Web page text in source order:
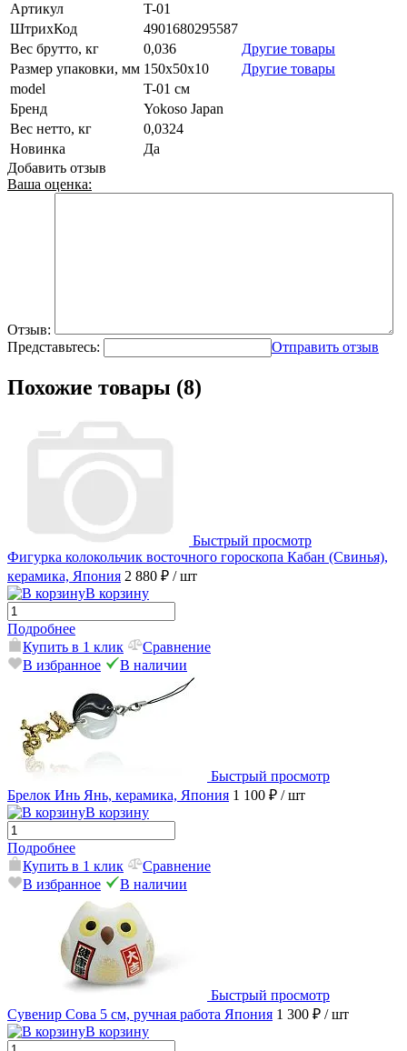
Артикул
T-01
ШтрихКод
4901680295587
Вес брутто, кг
0,036
Другие товары
Размер упаковки, мм 150x50x10
Другие товары
model
T-01 см
Бренд
Yokoso Japan
Вес нетто, кг
0,0324
Новинка
Да
Добавить отзыв
Ваша оценка:
Отзыв:
Представьтесь:
Отправить отзыв
Похожие товары (8)
Быстрый просмотр
Фигурка колокольчик восточного гороскопа Кабан (Свинья),
керамика, Япония 2 880 ₽ / шт
В корзину
Подробнее
Купить в 1 клик
Сравнение
В избранное
В наличии
Быстрый просмотр
Брелок Инь Янь, керамика, Япония 1 100 ₽ / шт
В корзину
Подробнее
Купить в 1 клик
Сравнение
В избранное
В наличии
Быстрый просмотр
Сувенир Сова 5 см, ручная работа Япония 1 300 ₽ / шт
В корзину